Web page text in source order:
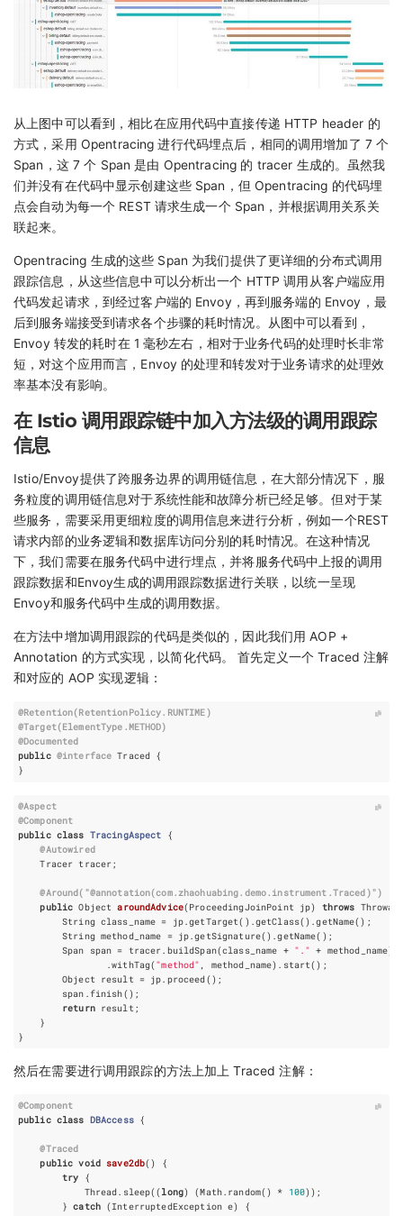
从上图中可以看到，相比在应用代码中直接传递 HTTP header 的
方式，采用 Opentracing 进行代码埋点后，相同的调用增加了 7 个
Span，这 7 个 Span 是由 Opentracing 的 tracer 生成的。虽然我
们并没有在代码中显示创建这些 Span，但 Opentracing 的代码埋
点会自动为每一个 REST 请求生成一个 Span，并根据调用关系关
联起来。
Opentracing 生成的这些 Span 为我们提供了更详细的分布式调用
跟踪信息，从这些信息中可以分析出一个 HTTP 调用从客户端应用
代码发起请求，到经过客户端的 Envoy，再到服务端的 Envoy，最
后到服务端接受到请求各个步骤的耗时情况。从图中可以看到，
Envoy 转发的耗时在 1 毫秒左右，相对于业务代码的处理时长非常
短，对这个应用而言，Envoy 的处理和转发对于业务请求的处理效
率基本没有影响。
在 Istio 调用跟踪链中加入方法级的调用跟踪
信息
Istio/Envoy提供了跨服务边界的调用链信息，在大部分情况下，服
务粒度的调用链信息对于系统性能和故障分析已经足够。但对于某
些服务，需要采用更细粒度的调用信息来进行分析，例如一个REST
请求内部的业务逻辑和数据库访问分别的耗时情况。在这种情况
下，我们需要在服务代码中进行埋点，并将服务代码中上报的调用
跟踪数据和Envoy生成的调用跟踪数据进行关联，以统一呈现
Envoy和服务代码中生成的调用数据。
在方法中增加调用跟踪的代码是类似的，因此我们用 AOP +
Annotation 的方式实现，以简化代码。 首先定义一个 Traced 注解
和对应的 AOP 实现逻辑：
@Retention(RetentionPolicy. RUNTIME)
@Target(ElementType .METHOD)
@Documented
public @interface Traced {
}
@Aspect
@Component
public class TracingAspect
{
@Autowired
Tracer tracer ;
@Around( "@annotation(com.zhaohuabing.demo.instrument.Traced)")
public Object aroundAdvice(ProceedingJoinPoint jp) throws
String class_name = jp .getTarget().getClass().getName();
String method_name = jp .getSignature().getName();
Span
span = tracer . buildSpan(class_name + "." + method_name).
.withTag("method" method_name). start();
Object
result = jp . proceed();
span . finish();
return result ;
}
}
然后在需要进行调用跟踪的方法上加上 Traced 注解：
@Component
public class DBAccess {
@Traced
public void save2db()
{
try
{
Thread. sleep((long) (Math. random() * 100));
} catch (InterruptedException e)
{